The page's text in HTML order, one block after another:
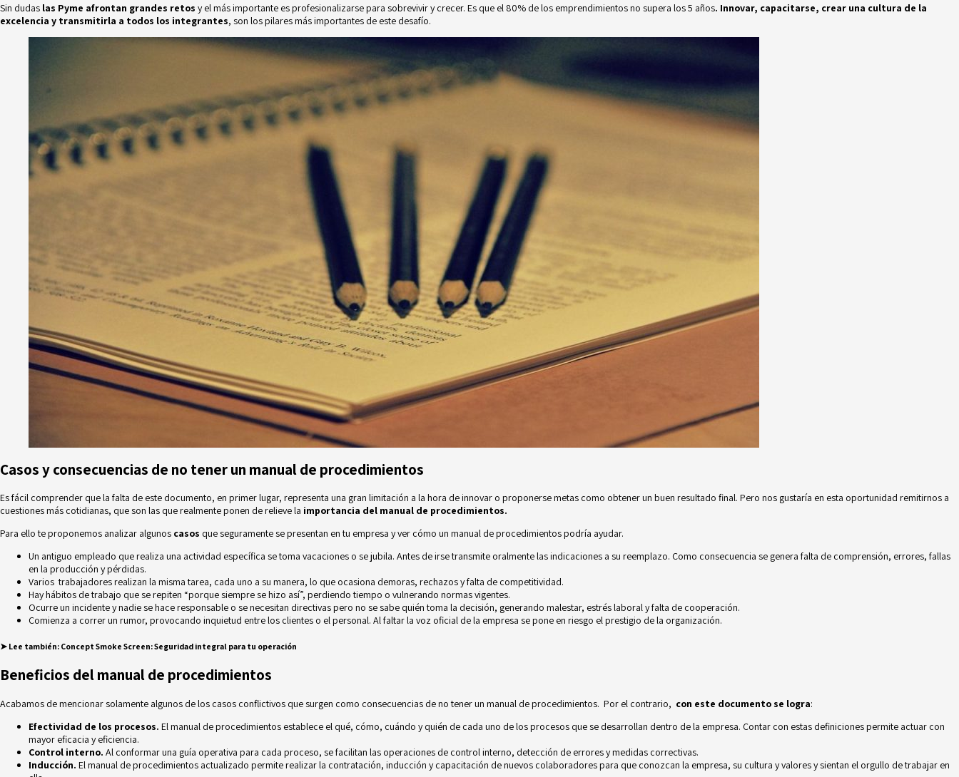
Sin dudas las Pyme afrontan grandes retos y el más importante esprofesionalizarsepara sobrevivir y crecer. Es que el 80% de los emprendimientos no supera los 5 años. Innovar, capacitarse, crear una cultura de la
excelencia y transmitirla a todos los integrantes, son los pilares más importantes de este desafío.
Casos y consecuencias de no tener un manual de procedimientos
Es fácil comprender que la falta de este documento, en primer lugar, representa una gran limitación a la hora de innovar o proponerse metas como obtener un buen resultado final. Pero nos gustaría en esta oportunidad remitirnos a
cuestiones más cotidianas, que son las que realmente ponen de relieve la importancia del manual de procedimientos.
Para ello te proponemos analizar algunos casos que seguramente se presentan en tu empresa y ver cómo un manual de procedimientos podría ayudar.
Un antiguo empleado que realiza una actividad específica se toma vacaciones o se jubila. Antes de irse transmite oralmente las indicaciones a su reemplazo. Como consecuencia se genera falta de comprensión, errores, fallas
en la producción y pérdidas.
Varios trabajadores realizan la misma tarea, cada uno a su manera, lo que ocasiona demoras, rechazos y falta de competitividad.
Hay hábitos de trabajo que se repiten “porque siempre se hizo así”, perdiendo tiempo o vulnerando normas vigentes.
Ocurre un incidentey nadie se hace responsable o se necesitan directivas pero no se sabe quién toma la decisión, generando malestar, estrés laboral y falta de cooperación.
Comienza a correr un rumor, provocando inquietud entre los clientes o el personal. Al faltar la voz oficial de la empresa se pone en riesgo el prestigio de la organización.
➤ Lee también: Concept Smoke Screen: Seguridad integral para tu operación
Beneficios del manual de procedimientos
Acabamos de mencionar solamente algunos de los casos conflictivos que surgen como consecuencias de no tener un manual de procedimientos. Por el contrario, con este documento se logra:
Efectividad de los procesos. El manual de procedimientos establece el qué, cómo, cuándo y quién de cada uno de los procesos que se desarrollan dentro de la empresa. Contar con estas definiciones permite actuar con
mayor eficacia y eficiencia.
Control interno. Al conformar una guía operativa para cada proceso, se facilitan las operaciones de control interno, detección de errores y medidas correctivas.
Inducción. El manual de procedimientos actualizado permite realizar la contratación, inducción y capacitación de nuevos colaboradores para que conozcan la empresa, su cultura y valores y sientan el orgullo de trabajar en